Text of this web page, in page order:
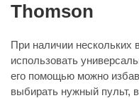
Thomson
При наличии нескольких
использовать
его помощью можно
выбирать нужный пульт,